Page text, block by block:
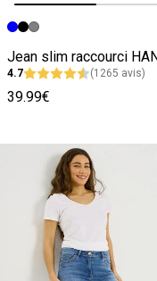
Image précédente
Image suivante
4.7 (1265 avis)
39.99€